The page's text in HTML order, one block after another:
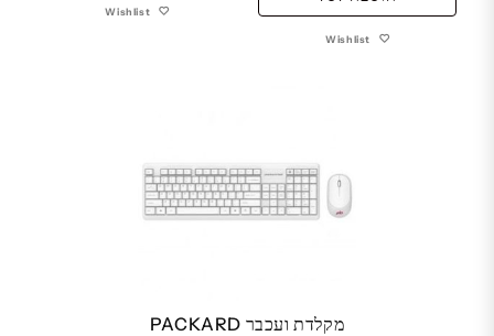
Wishlist
Wishlist
מקלדת ועכבר PACKARD